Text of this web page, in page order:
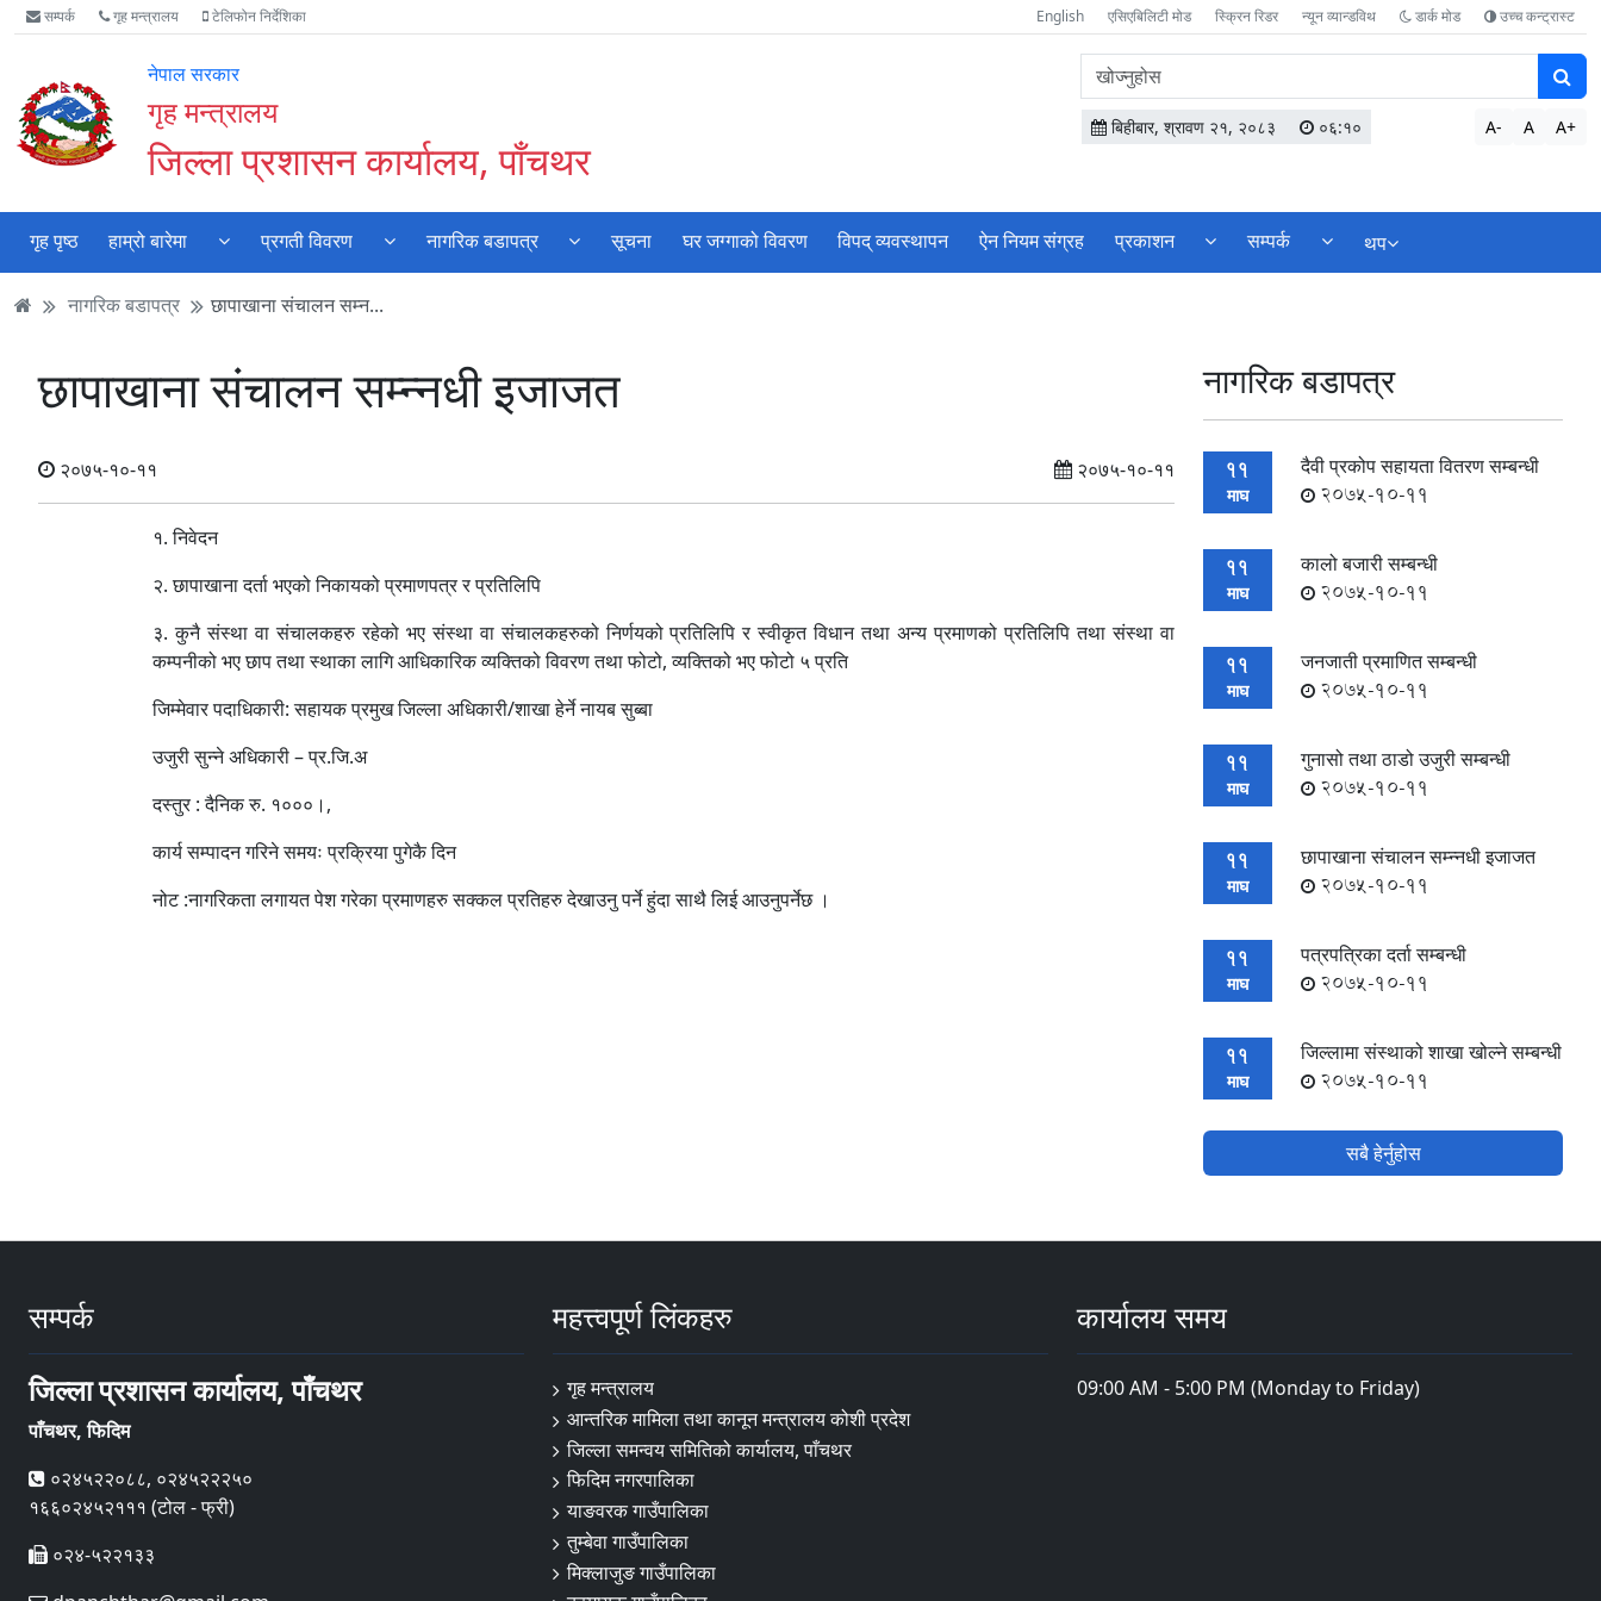
Accessibility
Mode
गर्नुहोस्
मुख्य
सामाग्री
मुख्य
नेभिगेसन
वेबसाइट
खोजमा
सम्पर्क गृह मन्त्रालय टेलिफोन निर्देशिका English एसिएबिलिटी मोड स्क्रिन रिडर न्यून व्यान्डविथ डार्क मोड उच्च कन्ट्रास्ट
नेपाल सरकार
गृह मन्त्रालय
जिल्ला प्रशासन कार्यालय, पाँचथर
वेबसाइटमा
सामग्री
खोज्नुहोस
बिहीबार, श्रावण २१, २०८३ ०६:१० A- A A+
गृह पृष्ठ हाम्रो बारेमा प्रगती विवरण नागरिक बडापत्र सूचना घर जग्गाको विवरण विपद् व्यवस्थापन ऐन नियम संग्रह प्रकाशन सम्पर्क थप
नागरिक बडापत्र छापाखाना संचालन सम्न...
छापाखाना संचालन सम्न्नधी इजाजत
२०७५-१०-११ २०७५-१०-११
१. निवेदन
२. छापाखाना दर्ता भएको निकायको प्रमाणपत्र र प्रतिलिपि
३. कुनै संस्था वा संचालकहरु रहेको भए संस्था वा संचालकहरुको निर्णयको प्रतिलिपि र स्वीकृत विधान तथा अन्य प्रमाणको प्रतिलिपि तथा संस्था वा
कम्पनीको भए छाप तथा स्थाका लागि आधिकारिक व्यक्तिको विवरण तथा फोटो, व्यक्तिको भए फोटो ५ प्रति
जिम्मेवार पदाधिकारी: सहायक प्रमुख जिल्ला अधिकारी/शाखा हेर्ने नायब सुब्बा
उजुरी सुन्ने अधिकारी – प्र.जि.अ
दस्तुर : दैनिक रु. १०००।,
कार्य सम्पादन गरिने समयः प्रक्रिया पुगेकै दिन
नोट :नागरिकता लगायत पेश गरेका प्रमाणहरु सक्कल प्रतिहरु देखाउनु पर्ने हुंदा साथै लिई आउनुपर्नेछ ।
नागरिक बडापत्र
11
माघ
दैवी प्रकोप सहायता वितरण सम्बन्धी
2075-10-11
11
माघ
कालो बजारी सम्बन्धी
2075-10-11
11
माघ
जनजाती प्रमाणित सम्बन्धी
2075-10-11
11
माघ
गुनासो तथा ठाडो उजुरी सम्बन्धी
2075-10-11
11
माघ
छापाखाना संचालन सम्न्नधी इजाजत
2075-10-11
11
माघ
पत्रपत्रिका दर्ता सम्बन्धी
2075-10-11
11
माघ
जिल्लामा संस्थाको शाखा खोल्ने सम्बन्धी
2075-10-11
सबै हेर्नुहोस
सम्पर्क
जिल्ला प्रशासन कार्यालय, पाँचथर
पाँचथर, फिदिम
०२४५२२०८८, ०२४५२२२५०
१६६०२४५२१११ (टोल - फ्री)
०२४-५२२१३३
महत्त्वपूर्ण लिंकहरु
गृह मन्त्रालय
आन्तरिक मामिला तथा कानून मन्त्रालय कोशी प्रदेश
जिल्ला समन्वय समितिको कार्यालय, पाँचथर
फिदिम नगरपालिका
याङवरक गाउँपालिका
तुम्बेवा गाउँपालिका
मिक्लाजुङ गाउँपालिका
कार्यालय समय
09:00 AM - 5:00 PM (Monday to Friday)